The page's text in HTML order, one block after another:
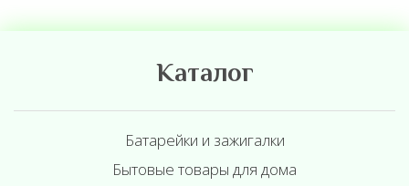
Каталог
Батарейки и зажигалки
Бытовые товары для дома